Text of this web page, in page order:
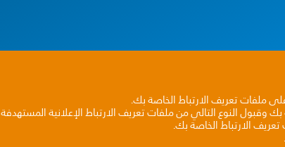
ملفات تعريف الارتباط الخاصة بك.
وقبول النوع التالي من ملفات تعريف الارتباط الإعلانية المستهدفة
الارتباط الخاصة بك.